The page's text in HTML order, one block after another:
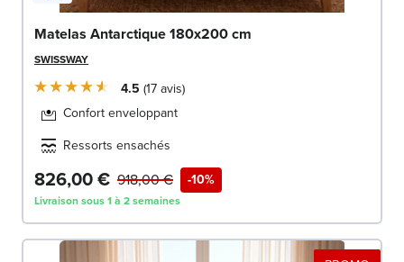
Matelas Antarctique 180x200 cm
SWISSWAY
4.5 17avis
Confort enveloppant
Ressorts ensachés
826,00 € -10%
918,00 €
Livraison sous 1 à 2 semaines